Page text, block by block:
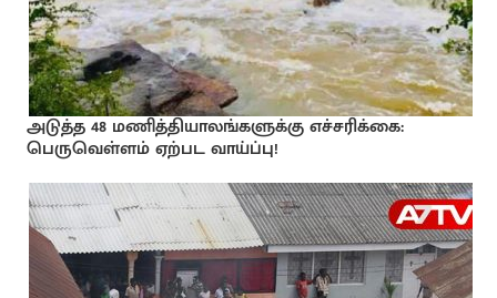
அடுத்த 48 மணித்தியாலங்களுக்கு எச்சரிக்கை:
பெருவெள்ளம் ஏற்பட வாய்ப்பு!